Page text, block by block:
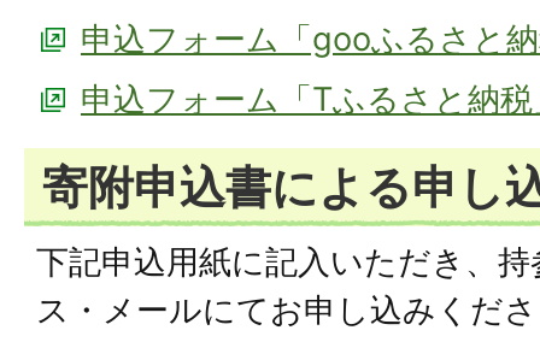
申込フォーム「gooふるさと
申込フォーム「Tふるさと納税
寄附申込書による申し
下記申込用紙に記入いただき、
ス・メールにてお申し込みくだ